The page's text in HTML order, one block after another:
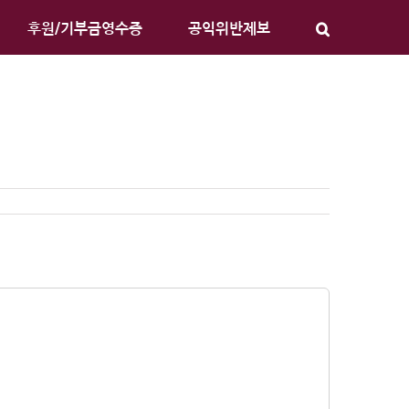
후원/기부금영수증 공익위반제보